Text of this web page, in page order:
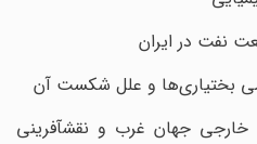
در ایران
بختیاری‌ها و علل شکست آن
استراتژیهای نوین سیاست خارجی جهان غرب و نقش‎آفرینی